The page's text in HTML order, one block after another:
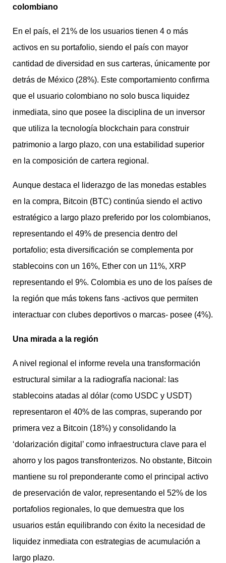
colombiano
En el país, el 21% de los usuarios tienen 4 o más
activos en su portafolio, siendo el país con mayor
cantidad de diversidad en sus carteras, únicamente por
detrás de México (28%). Este comportamiento confirma
que el usuario colombiano no solo busca liquidez
inmediata, sino que posee la disciplina de un inversor
que utiliza la tecnología blockchain para construir
patrimonio a largo plazo, con una estabilidad superior
en la composición de cartera regional.
Aunque destaca el liderazgo de las monedas estables
en la compra, Bitcoin (BTC) continúa siendo el activo
estratégico a largo plazo preferido por los colombianos,
representando el 49% de presencia dentro del
portafolio; esta diversificación se complementa por
stablecoins con un 16%, Ether con un 11%, XRP
representando el 9%. Colombia es uno de los países de
la región que más tokens fans -activos que permiten
interactuar con clubes deportivos o marcas- posee (4%).
Una mirada a la región
A nivel regional el informe revela una transformación
estructural similar a la radiografía nacional: las
stablecoins atadas al dólar (como USDC y USDT)
representaron el 40% de las compras, superando por
primera vez a Bitcoin (18%) y consolidando la
‘dolarización digital’ como infraestructura clave para el
ahorro y los pagos transfronterizos. No obstante, Bitcoin
mantiene su rol preponderante como el principal activo
de preservación de valor, representando el 52% de los
portafolios regionales, lo que demuestra que los
usuarios están equilibrando con éxito la necesidad de
liquidez inmediata con estrategias de acumulación a
largo plazo.